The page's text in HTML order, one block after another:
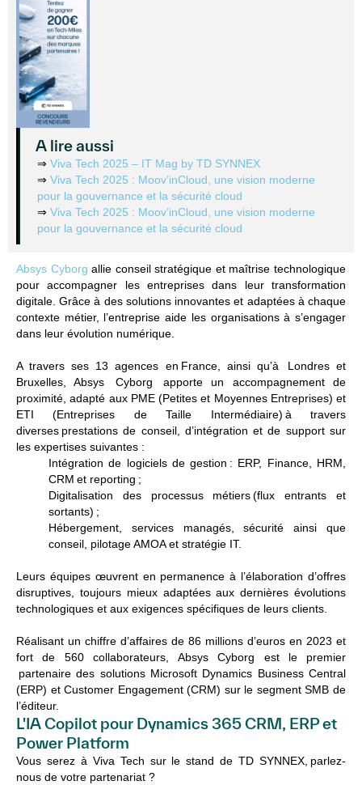
Absys Cyborg allie conseil stratégique et maîtrise technologique
pour accompagner les entreprises dans leur transformation
digitale. Grâce à des solutions innovantes et adaptées à chaque
contexte métier, l’entreprise aide les organisations à s’engager
dans leur évolution numérique.
A travers ses 13 agences en France, ainsi qu’à Londres et
Bruxelles, Absys Cyborg apporte un accompagnement de
proximité, adapté aux PME (Petites et Moyennes Entreprises) et
ETI (Entreprises de Taille Intermédiaire) à travers
diverses prestations de conseil, d’intégration et de support sur
les expertises suivantes :
Intégration de logiciels de gestion : ERP, Finance, HRM,
CRM et reporting ;
Digitalisation des processus métiers(flux entrants et
sortants) ;
Hébergement, services managés, sécurité ainsi que
conseil, pilotage AMOA et stratégie IT.
Leurs équipes œuvrent en permanence à l’élaboration d’offres
disruptives, toujours mieux adaptées aux dernières évolutions
technologiques et aux exigences spécifiques de leurs clients.
Réalisant un chiffre d’affaires de 86 millions d’euros en 2023 et
fort de 560 collaborateurs, Absys Cyborg est le premier
partenaire des solutions Microsoft Dynamics Business Central
(ERP) et Customer Engagement (CRM) sur le segment SMB de
l’éditeur.
L'IA Copilot pour Dynamics 365 CRM, ERP et
Power Platform
Vous serez à Viva Tech sur le stand de TD SYNNEX, parlez-
nous de votre partenariat ?
A lire aussi
⇒ Viva Tech 2025 – IT Mag by TD SYNNEX
⇒ Viva Tech 2025 : Moov’inCloud, une vision moderne
pour la gouvernance et la sécurité cloud
⇒ Viva Tech 2025 : Moov’inCloud, une vision moderne
pour la gouvernance et la sécurité cloud